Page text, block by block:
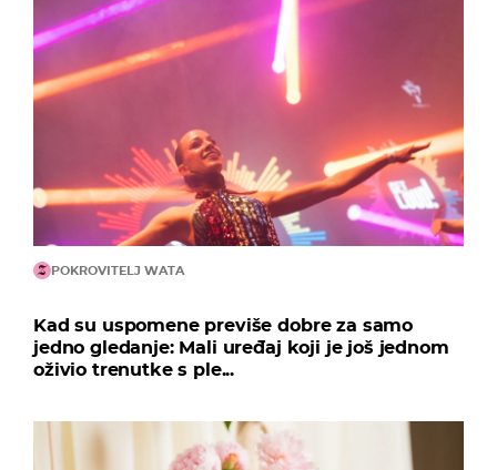
POKROVITELJ WATA
Kad su uspomene previše dobre za samo
jedno gledanje: Mali uređaj koji je još jednom
oživio trenutke s ple...